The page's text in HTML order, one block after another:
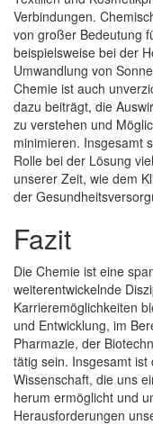
Verbindungen.
von großer Bedeutung
beispielsweise bei der
Umwandlung von
Chemie ist auch
dazu beiträgt, die
zu verstehen und
minimieren. Insgesamt
Rolle bei der Lösung
unserer Zeit, wie dem
der
Fazit
Die Chemie ist eine
weiterentwickelnde
Karrieremöglichkeiten
und Entwicklung, im
Pharmazie, der
tätig sein. Insgesamt
Wissenschaft, die uns
herum ermöglicht und
Herausforderungen